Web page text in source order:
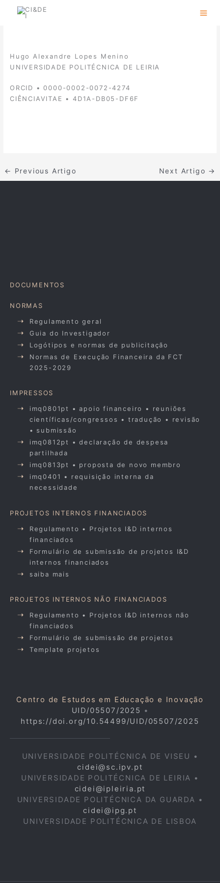
Hugo Alexandre Lopes Menino
UNIVERSIDADE POLITÉCNICA DE LEIRIA
ORCID • 0000-0002-0072-4274
CIÊNCIAVITAE • 4D1A-DB05-DF6F
← Previous Artigo Next Artigo →
DOCUMENTOS
NORMAS
Regulamento geral
Guia do Investigador
Logótipos e normas de publicitação
Normas de Execução Financeira da FCT
2025-2029
IMPRESSOS
imq0801pt • apoio financeiro • reuniões
científicas/congressos • tradução • revisão
• submissão
imq0812pt • declaração de despesa
partilhada
imq0813pt • proposta de novo membro
imq0401 • requisição interna da
necessidade
PROJETOS INTERNOS FINANCIADOS
Regulamento • Projetos I&D internos
financiados
Formulário de submissão de projetos I&D
internos financiados
saiba mais
PROJETOS INTERNOS NÃO FINANCIADOS
Regulamento • Projetos I&D internos não
financiados
Formulário de submissão de projetos
Template projetos
Centro de Estudos em Educação e Inovação
UID/05507/2025 •
https://doi.org/10.54499/UID/05507/2025
UNIVERSIDADE POLITÉCNICA DE VISEU •
cidei@sc.ipv.pt
UNIVERSIDADE POLITÉCNICA DE LEIRIA •
cidei@ipleiria.pt
UNIVERSIDADE POLITÉCNICA DA GUARDA •
cidei@ipg.pt
UNIVERSIDADE POLITÉCNICA DE LISBOA